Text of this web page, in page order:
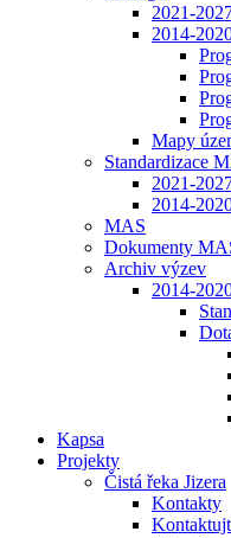
2021-
2014-
Mapy
Standardizace
2021-
2014-
MAS
Dokumenty
Archiv výzev
2014-
Kapsa
Projekty
Čistá řeka Jizera
Kontakty